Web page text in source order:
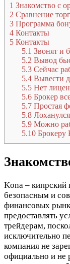
1 Знакомство с
2 Сравнение
3 Программа
4 Контакты
5 Контакты
5.1 Звонят и
5.2 Вывод
5.3 Сейчас
5.4 Вывести
5.5 Нет
5.6 Брокер
5.7 Простая
5.8
5.9 Можно
5.10 Брокеру
Kona –
безопасным и
финансовых
предоставлять
трейдерам,
исключительно
компания не
официально и не